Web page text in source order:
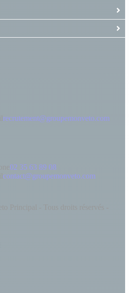
recrutement@groupemonveto.com
02 35 63 89 08
contact@groupemonveto.com